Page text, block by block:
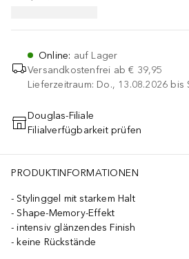
Online: auf Lager
Versandkostenfrei ab € 39,95
Lieferzeitraum: Do., 13.08.2026 bis
IN DEN
Douglas-Filiale
Filialverfügbarkeit prüfen
PRODUKTINFORMATIONEN
Stylinggel mit starkem Halt
Shape-Memory-Effekt
intensiv glänzendes Finish
keine Rückstände